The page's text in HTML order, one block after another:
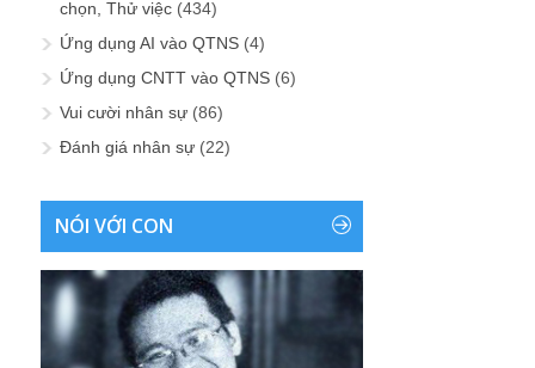
chọn, Thử việc (434)
Ứng dụng AI vào QTNS (4)
Ứng dụng CNTT vào QTNS (6)
Vui cười nhân sự (86)
Đánh giá nhân sự (22)
NÓI VỚI CON